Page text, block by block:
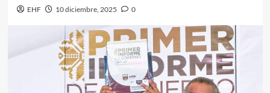
EHF 10 diciembre, 2025 0